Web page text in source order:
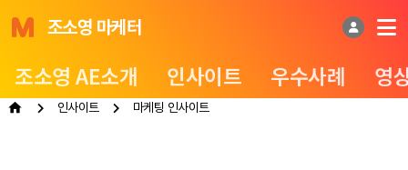
조소영 마케터
조소영 AE소개 인사이트 우수사례 영
인사이트 마케팅 인사이트